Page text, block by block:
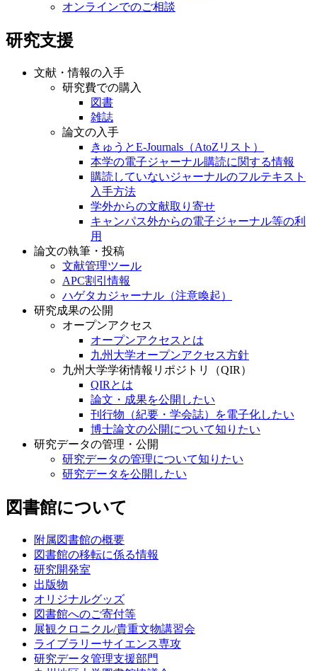
オンラインでのご相談
研究支援
文献・情報の入手
研究費での購入
図書
雑誌
論文の入手
きゅうとE-Journals（AtoZリスト）
本学の電子ジャーナル購読に関する情報
購読していないジャーナルのフルテキスト
入手方法
学外からの文献取り寄せ
キャンパス外からの電子ジャーナル等の利
用
論文の執筆・投稿
文献管理ツール
APC割引情報
ハゲタカジャーナル（注意喚起）
研究成果の公開
オープンアクセス
オープンアクセスとは
九州大学オープンアクセス方針
九州大学学術情報リポジトリ（QIR）
QIRとは
論文・成果を公開したい
刊行物（紀要・学会誌）を電子化したい
博士論文の公開について知りたい
研究データの管理・公開
研究データの管理について知りたい
研究データを公開したい
図書館について
附属図書館の概要
図書館の移転に係る情報
研究開発室
出版物
オリジナルグッズ
図書館へのご寄付等
展観クロニクル/貴重文物講習会
ライブラリーサイエンス専攻
研究データ管理支援部門